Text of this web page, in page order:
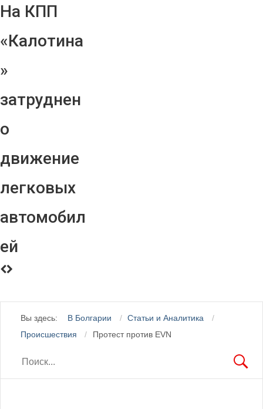
На КПП
«Калотина
»
затруднен
о
движение
легковых
автомобил
ей
Вы здесь: В Болгарии
Статьи и Аналитика
Происшествия
Протест против EVN